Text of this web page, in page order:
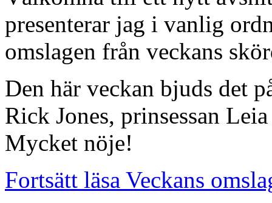
presenterar jag i vanlig
omslagen från veckans
Den här veckan bjuds det
Rick Jones, prinsessan
Mycket nöje!
Fortsätt läsa Veckans